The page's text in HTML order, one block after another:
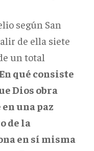
según San
de ella siete
un total
qué consiste
Dios obra
una paz
de la
en sí misma